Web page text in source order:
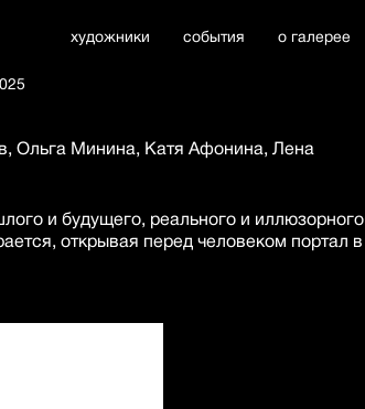
художники события о галерее
Ольга Минина, Катя Афонина, Лена
и будущего, реального и иллюзорного
открывая перед человеком портал в